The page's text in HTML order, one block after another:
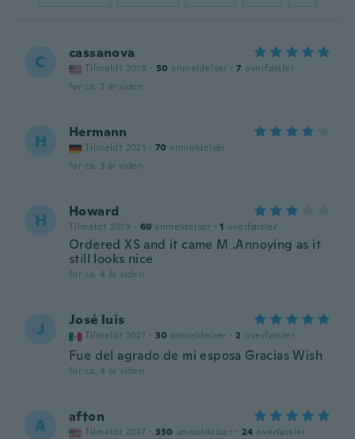
C cassanova
Tilmeldt 2019 · 50 anmeldelser · 7 overførsler
for ca. 2 år siden
H Hermann
Tilmeldt 2021 · 70 anmeldelser
for ca. 3 år siden
H Howard
Tilmeldt 2019 · 69 anmeldelser · 1 overførsler
Ordered XS and it came M .Annoying as it
still looks nice
for ca. 4 år siden
J José luis
Tilmeldt 2021 · 30 anmeldelser · 2 overførsler
Fue del agrado de mi esposa Gracias Wish
for ca. 4 år siden
A afton
Tilmeldt 2017 · 330 anmeldelser · 24 overførsler